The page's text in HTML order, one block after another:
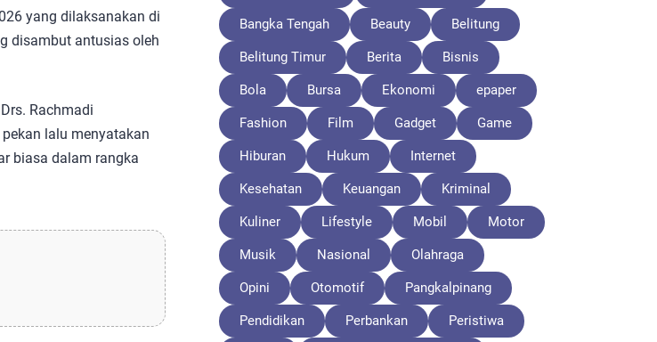
yang dilaksanakan di
disambut antusias oleh
Rachmadi
lalu menyatakan
biasa dalam rangka
Bangka Tengah Beauty Belitung
Belitung Timur Berita Bisnis
Bola Bursa Ekonomi epaper
Fashion Film Gadget Game
Hiburan Hukum Internet
Kesehatan Keuangan Kriminal
Kuliner Lifestyle Mobil Motor
Musik Nasional Olahraga
Opini Otomotif Pangkalpinang
Pendidikan Perbankan Peristiwa